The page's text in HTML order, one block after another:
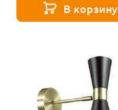
В корзину